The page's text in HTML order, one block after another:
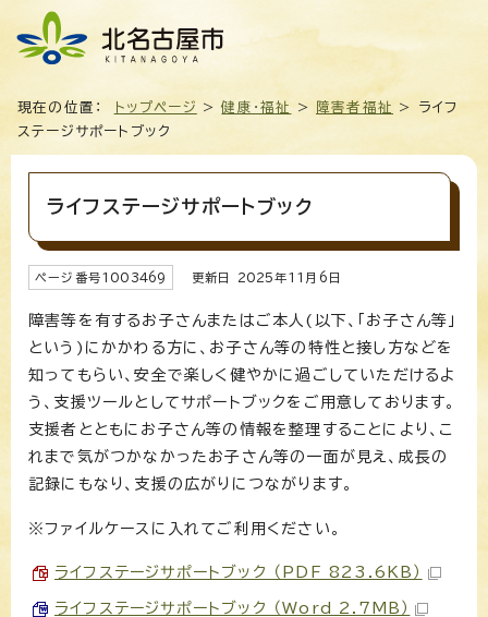
現在の位置： トップページ >健康・福祉 > 障害者福祉
> ライフ
ステージサポートブック
ライフステージサポートブック
ページ番号1003469 更新日 2025年11 月6日
障害等を有するお子さんまたはご本人(以下、「お子さん等」
という)にかかわる方に、お子さん等の特性と接し方などを
知ってもらい、安全で楽しく健やかに過ごしていただけるよ
う、支援ツールとしてサポートブックをご用意しております。
支援者とともにお子さん等の情報を整理することにより、こ
れまで気がつかなかったお子さん等の一面が見え、成長の
記録にもなり、支援の広がりにつながります。
※ファイルケースに入れてご利用ください。
ライフステージサポートブック （PDF 823.6KB）
ライフステージサポートブック （Word 2.7MB）